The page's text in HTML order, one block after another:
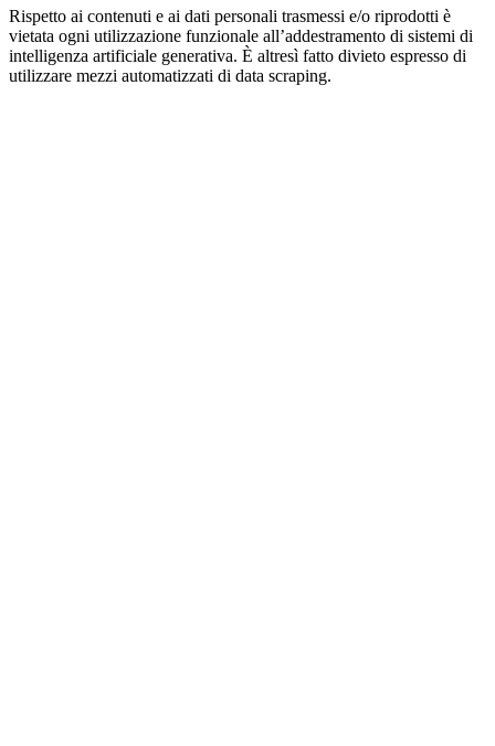
Rispetto ai contenuti e ai dati personali trasmessi e/o riprodotti è
vietata ogni utilizzazione funzionale all’addestramento di sistemi di
intelligenza artificiale generativa. È altresì fatto divieto espresso di
utilizzare mezzi automatizzati di data scraping.